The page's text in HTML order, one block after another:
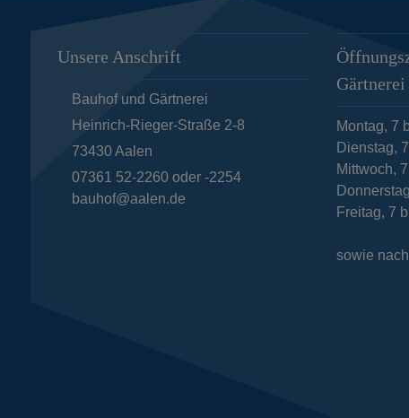
Unsere Anschrift
Bauhof und Gärtnerei
Heinrich-Rieger-Straße 2-8
73430 Aalen
07361 52-2260 oder -2254
bauhof@aalen.de
Gärtnerei
Montag, 7
Dienstag,
Mittwoch,
Freitag, 7
sowie